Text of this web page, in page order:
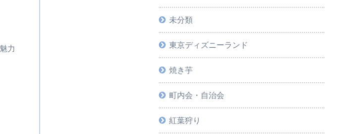
力
未分類
東京ディズニーランド
焼き芋
町内会・自治会
紅葉狩り